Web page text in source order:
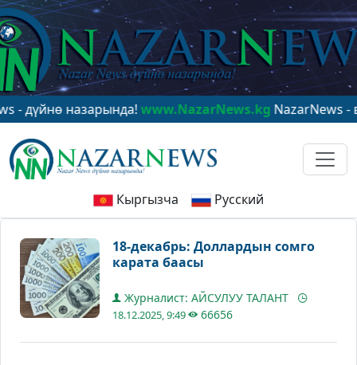
назарында!www.NazarNews.kgNazarNews - в
Кыргызча Русский
18-декабрь: Доллардын сомго
карата баасы
Журналист: АЙСУЛУУ ТАЛАНТ
18.12.2025, 9:49 66656